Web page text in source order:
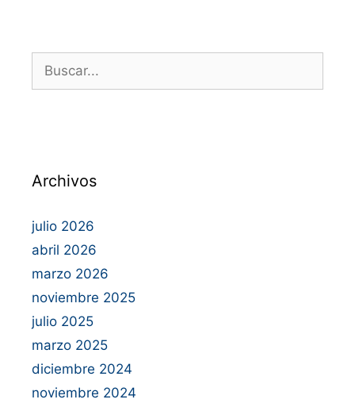
Archivos
julio 2026
abril 2026
marzo 2026
noviembre 2025
julio 2025
marzo 2025
diciembre 2024
noviembre 2024